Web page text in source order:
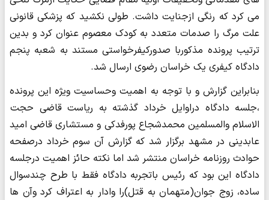
می کرد که رنگی ازجنایت داشت. طولی نکشید که پزشکی قانونی
علت مرگ را صدمات متعدد به کودک معصوم عنوان کرد و بدین
ترتیب پرونده مذکوربا صدورکیفرخواستی مستند به شعبه پنجم
دادگاه کیفری یک خراسان رضوی ارسال شد.
بنابراین گزارش و با توجه به اهمیت وحساسیت ویژه این پرونده
،جلسه دادگاه دراوایل خرداد گذشته به ریاست قاضی حجت
الاسلام والمسلمین محمدشجاع پورفدکی و مستشاری قاضی امید
عابدینی در مشهد برگزار شد که گزارش آن سوم خرداد درصفحه
حوادث روزنامه خراسان منتشر شد اما نکته حائز اهمیت درجلسه
دادگاه این بود که رئیس باتجربه دادگاه فقط با طرح چندسوال
ساده، زوج جوان(متهمان به قتل)را وادار به اعتراف کرد وآن ها